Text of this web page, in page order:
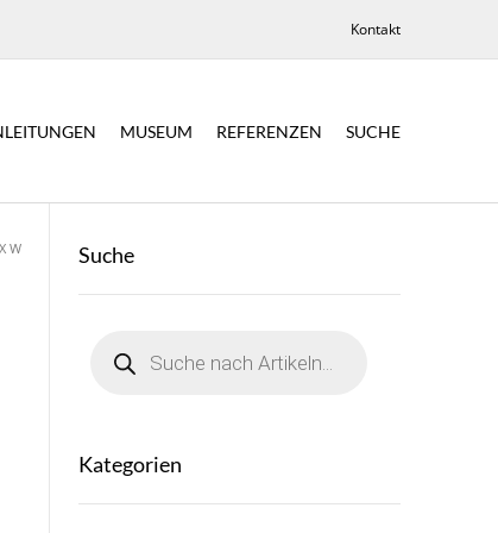
Kontakt
MUSEUM REFERENZEN SUCHE
W Suche
search
Kategorien